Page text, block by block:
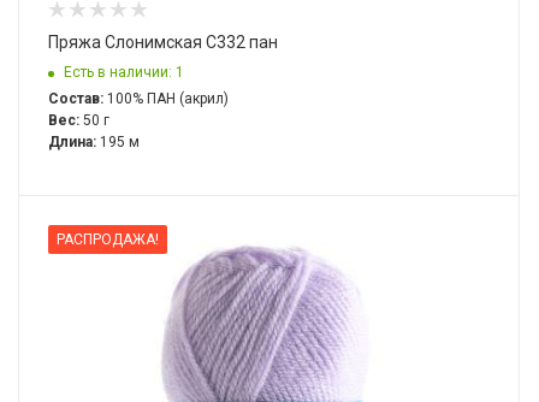
Пряжа Слонимская С332 пан
Есть в наличии: 1
Состав: 100% ПАН (акрил)
Вес: 50 г
Длина: 195 м
РАСПРОДАЖА!